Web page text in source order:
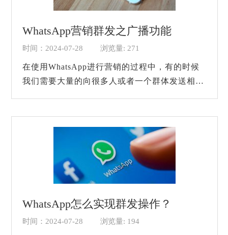
WhatsApp营销群发之广播功能
时间：2024-07-28 浏览量: 271
在使用WhatsApp进行营销的过程中，有的时候
我们需要大量的向很多人或者一个群体发送相同
WhatsApp怎么实现群发操作？
时间：2024-07-28 浏览量: 194